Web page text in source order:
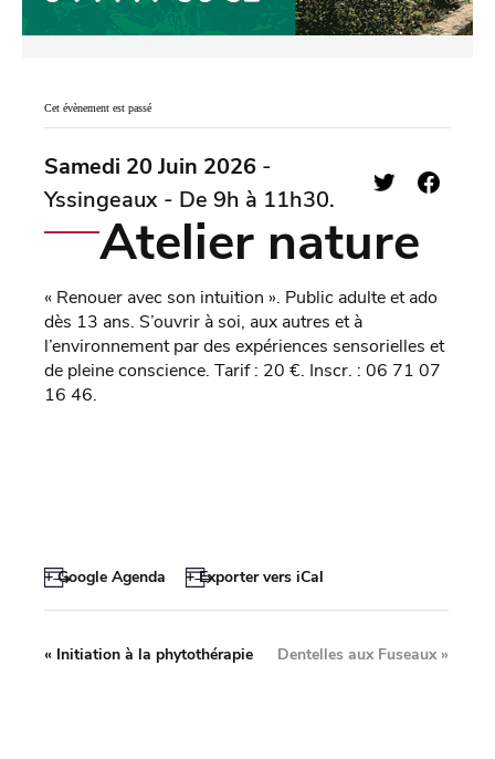
Cet évènement est passé
Samedi 20 Juin 2026 -
Yssingeaux - De 9h à 11h30.
Atelier nature
« Renouer avec son intuition ». Public adulte et ado
dès 13 ans. S’ouvrir à soi, aux autres et à
l’environnement par des expériences sensorielles et
de pleine conscience. Tarif : 20 €. Inscr. : 06 71 07
16 46.
+ Google Agenda + Exporter vers iCal
« Initiation à la phytothérapie Dentelles aux Fuseaux»